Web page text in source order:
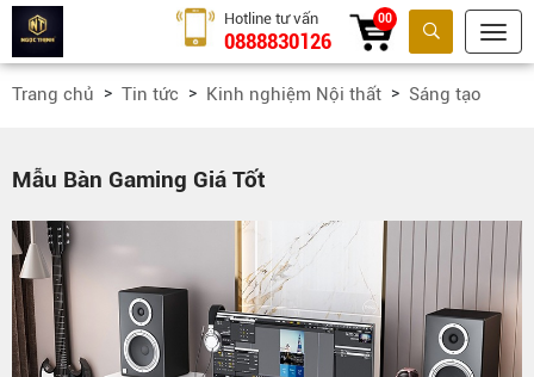
Tìm kiếm
Hotline tư vấn
0888830126
00
Trang chủ Tin tức Kinh nghiệm Nội thất Sáng tạo
Mẫu Bàn Gaming Giá Tốt